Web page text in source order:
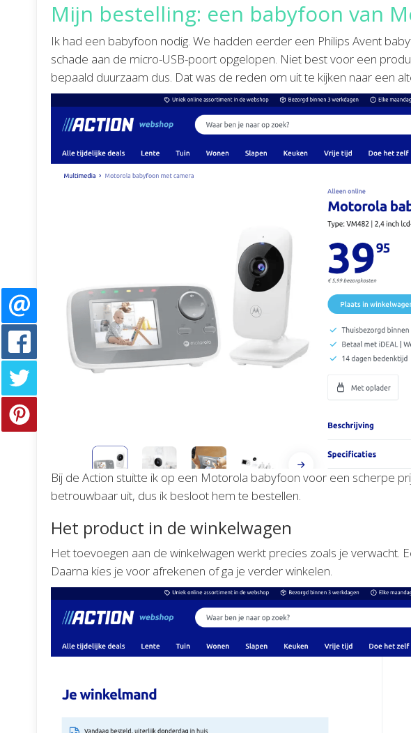
Mijn bestelling: een babyfoon van
Ik had een babyfoon nodig. We hadden eerder een Philips Avent
schade aan de micro-USB-poort opgelopen. Niet best voor een
bepaald duurzaam dus. Dat was de reden om uit te kijken naar een
Bij de Action stuitte ik op een Motorola babyfoon voor een scherpe
betrouwbaar uit, dus ik besloot hem te bestellen.
Het product in de winkelwagen
Het toevoegen aan de winkelwagen werkt precies zoals je verwacht.
Daarna kies je voor afrekenen of ga je verder winkelen.